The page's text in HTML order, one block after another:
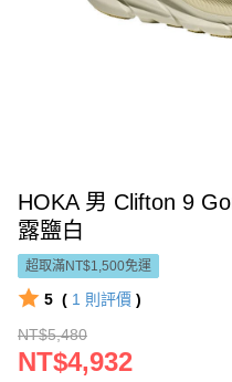
HOKA 男 Clifton 9
露鹽白
超取滿NT$1,500免運
5 ( 1 則評價 )
NT$5,480
NT$4,932